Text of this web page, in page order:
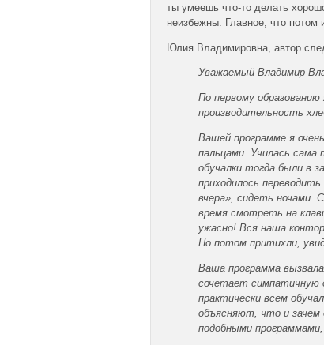
ты умеешь что-то делать
неизбежны. Главное, что потом
Юлия Владимировна, автор
Уважаемый Владимир
По первому
производительность
Вашей программе я
пальцами. Училась
обучалки тогда были в
приходилось
вчера», сидеть ночами.
время смотреть на
ужасно! Вся наша
Но потом притихли,
Ваша программа
сочетает симпатичную
практически всем
объясняют, что и зачем
подобными